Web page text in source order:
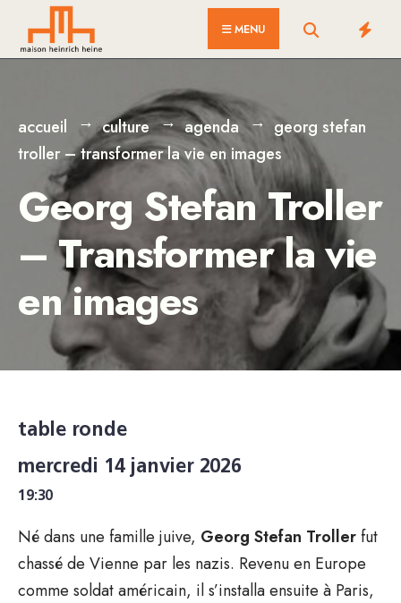
MENU
accueil culture agenda
georg stefan
troller – transformer la vie en images
Georg Stefan Troller
– Transformer la vie
en images
table ronde
mercredi 14 janvier 2026
19:30
Né dans une famille juive, Georg Stefan Trollerfut
chassé de Vienne par les nazis. Revenu en Europe
comme soldat américain, il s’installa ensuite à Paris,